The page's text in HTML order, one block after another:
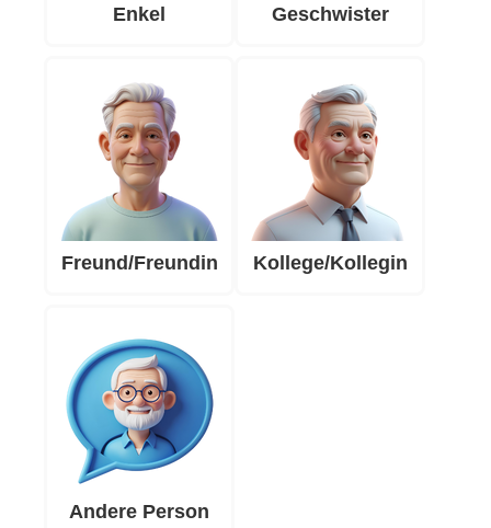
Enkel Geschwister
Freund/Freundin Kollege/Kollegin
Andere Person